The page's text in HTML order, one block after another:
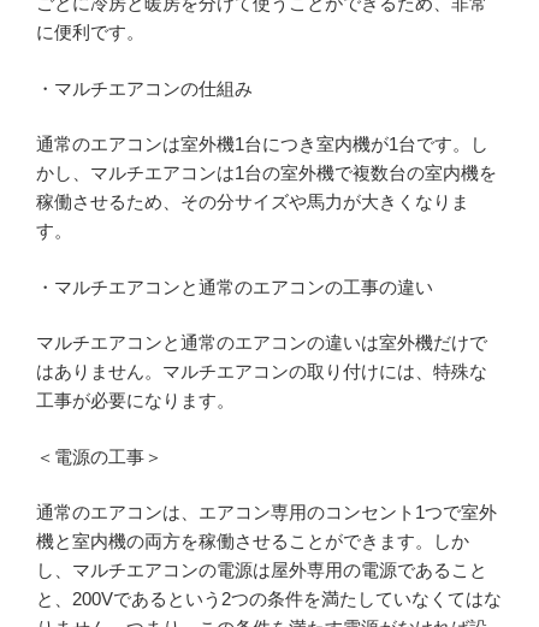
に便利です。
・マルチエアコンの仕組み
通常のエアコンは室外機1台につき室内機が1台です。し
かし、マルチエアコンは1台の室外機で複数台の室内機を
稼働させるため、その分サイズや馬力が大きくなりま
す。
・マルチエアコンと通常のエアコンの工事の違い
マルチエアコンと通常のエアコンの違いは室外機だけで
はありません。マルチエアコンの取り付けには、特殊な
工事が必要になります。
＜電源の工事＞
通常のエアコンは、エアコン専用のコンセント1つで室外
機と室内機の両方を稼働させることができます。しか
し、マルチエアコンの電源は屋外専用の電源であること
と、200Vであるという2つの条件を満たしていなくてはな